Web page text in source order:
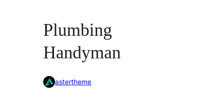
Plumbing
Handyman
astertheme